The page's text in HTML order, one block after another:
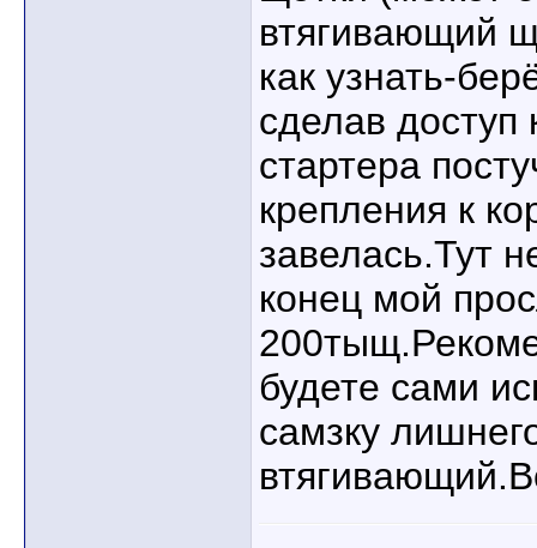
втягивающий
как узнать-
сделав доступ
стартера
крепления к
завелась.Тут
конец мой
будете сами
самзку